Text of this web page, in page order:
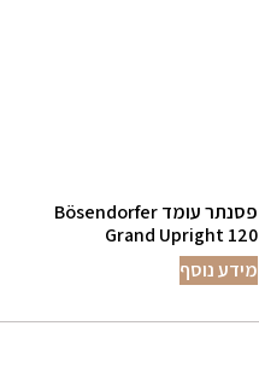
פסנתר עומד Bösendorfer
Grand Upright 120
מידע נוסף